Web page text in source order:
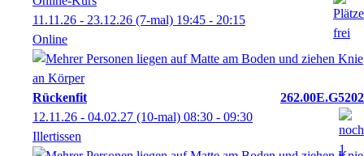
11.11.26 - 23.12.26 (7-mal) 19:45 - 20:15
Online
Rückenfit
262.00E.G5202
12.11.26 - 04.02.27 (10-mal) 08:30 - 09:30
Illertissen